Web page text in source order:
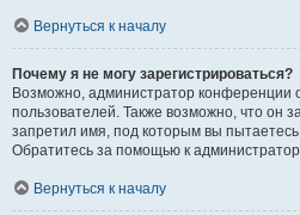
Вернуться к началу
Почему я не могу зарегистрироваться?
Возможно, администратор конференции
пользователей. Также возможно, что он
запретил имя, под которым вы пытаетесь
Обратитесь за помощью к
Вернуться к началу